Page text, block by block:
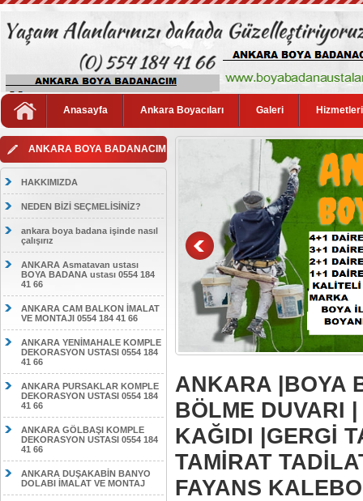
Anasayfa Ankara Boyacıları Galeri
ANKARA BOYA BADANACIM
HAKKIMIZDA
NEDEN BİZİ SEÇMELİSİNİZ?
ankara boya badana işinde nasıl
çalışırız
ANKARA Asmatavan ustası
BOYA BADANA ustası 0554 184
41 66
ANKARA CAM BALKON İMALAT
VE MONTAJI 0554 184 41 66
ANKARA YENİMAHALE KOMPLE
DEKORASYON USTASI 0554 184
41 66
ANKARA PURSAKLAR KOMPLE
DEKORASYON USTASI 0554 184
41 66
ANKARA GÖLBAŞI KOMPLE
DEKORASYON USTASI 0554 184
41 66
ANKARA DUŞAKABİN BANYO
DOLABI İMALAT VE MONTAJ
ANKARA |BOYA
BÖLME DUVARI
KAĞIDI |GERGİ
TAMİRAT
FAYANS